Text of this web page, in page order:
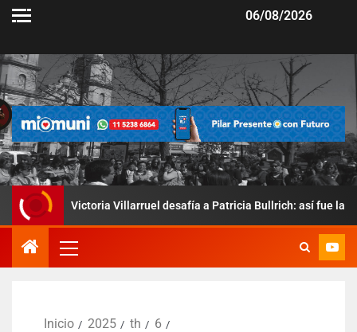
06/08/2026
Victoria Villarruel desafía a Patricia Bullrich: así fue la prueba del
Inicio 2025 th
6